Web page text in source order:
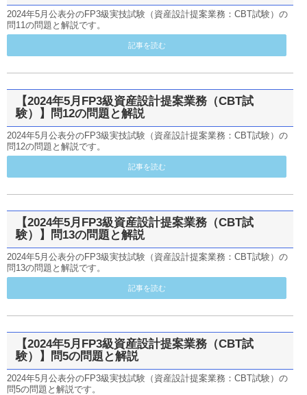
2024年5月公表分のFP3級実技試験（資産設計提案業務：CBT試験）の
問11の問題と解説です。
記事を読む
【2024年5月FP3級資産設計提案業務（CBT試
験）】問12の問題と解説
2024年5月公表分のFP3級実技試験（資産設計提案業務：CBT試験）の
問12の問題と解説です。
記事を読む
【2024年5月FP3級資産設計提案業務（CBT試
験）】問13の問題と解説
2024年5月公表分のFP3級実技試験（資産設計提案業務：CBT試験）の
問13の問題と解説です。
記事を読む
【2024年5月FP3級資産設計提案業務（CBT試
験）】問5の問題と解説
2024年5月公表分のFP3級実技試験（資産設計提案業務：CBT試験）の
問5の問題と解説です。